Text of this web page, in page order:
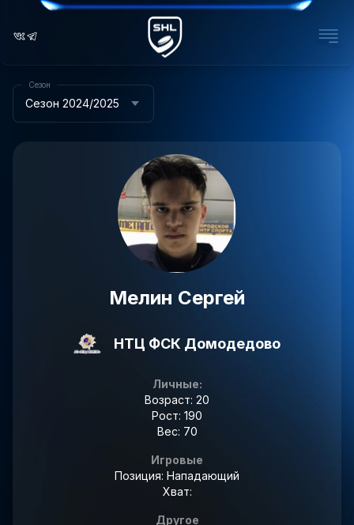
Сезон 2024/2025
Сезон
Мелин Сергей
НТЦ ФСК Домодедово
Личные:
Возраст: 20
Рост: 190
Вес: 70
Игровые
Позиция: Нападающий
Хват:
Другое